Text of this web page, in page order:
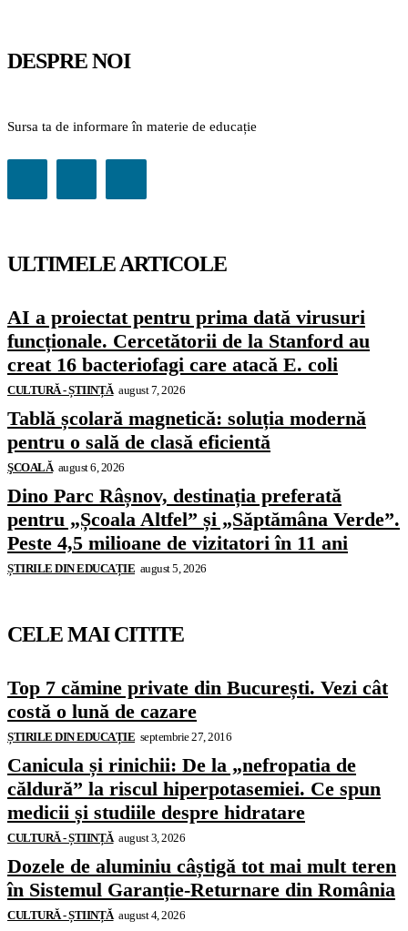
DESPRE NOI
Sursa ta de informare în materie de educație
ULTIMELE ARTICOLE
AI a proiectat pentru prima dată virusuri
funcționale. Cercetătorii de la Stanford au
creat 16 bacteriofagi care atacă E. coli
CULTURĂ - ȘTIINȚĂ august 7, 2026
Tablă școlară magnetică: soluția modernă
pentru o sală de clasă eficientă
ŞCOALĂ august 6, 2026
Dino Parc Râșnov, destinația preferată
pentru „Școala Altfel” și „Săptămâna Verde”.
Peste 4,5 milioane de vizitatori în 11 ani
ȘTIRILE DIN EDUCAȚIE august 5, 2026
CELE MAI CITITE
Top 7 cămine private din București. Vezi cât
costă o lună de cazare
ȘTIRILE DIN EDUCAȚIE septembrie 27, 2016
Canicula și rinichii: De la „nefropatia de
căldură” la riscul hiperpotasemiei. Ce spun
medicii și studiile despre hidratare
CULTURĂ - ȘTIINȚĂ august 3, 2026
Dozele de aluminiu câștigă tot mai mult teren
în Sistemul Garanție-Returnare din România
CULTURĂ - ȘTIINȚĂ august 4, 2026